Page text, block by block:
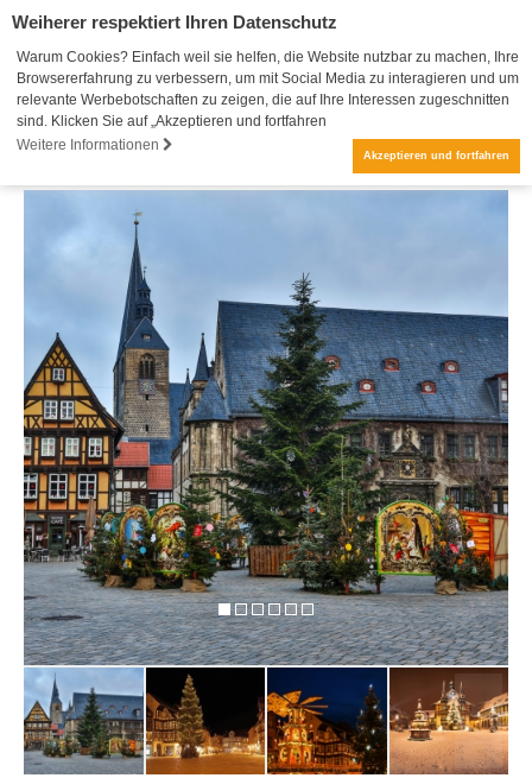
Weiherer respektiert Ihren Datenschutz
Warum Cookies? Einfach weil sie helfen, die Website nutzbar zu machen, Ihre
Browsererfahrung zu verbessern, um mit Social Media zu interagieren und um
relevante Werbebotschaften zu zeigen, die auf Ihre Interessen zugeschnitten
sind. Klicken Sie auf „Akzeptieren und fortfahren
Weitere Informationen
Akzeptieren und fortfahren